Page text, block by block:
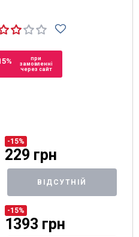
при
замовленні
через сайт
-15%
229 грн
ВІДСУТНІЙ
-15%
1393 грн